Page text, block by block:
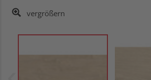
vergrößern